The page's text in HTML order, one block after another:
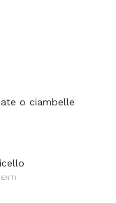
o ciambelle